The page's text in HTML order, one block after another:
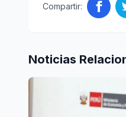
Compartir:
Noticias